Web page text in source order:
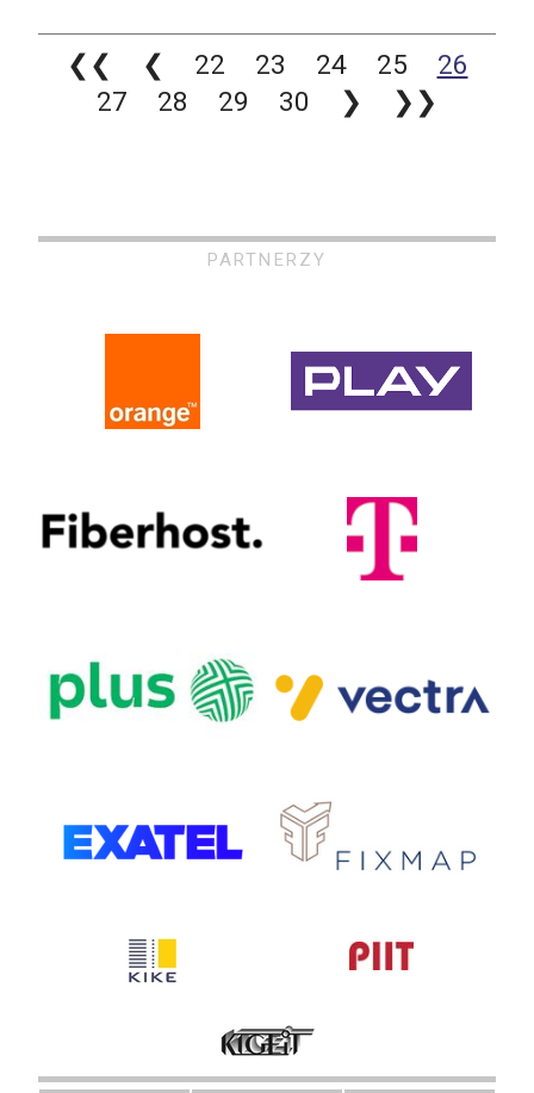
❮❮ ❮ 22 23 24 25
26
27
28 29 30 ❯ ❯❯
PARTNERZY